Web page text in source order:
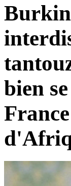
bien